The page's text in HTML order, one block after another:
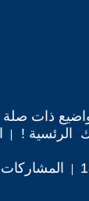
ذات صلة
الرئسية !
المشاركات -